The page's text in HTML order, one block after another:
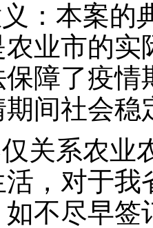
：本案的
农业市的
障了疫情
间社会稳
关系农业
，对于我
不尽早签